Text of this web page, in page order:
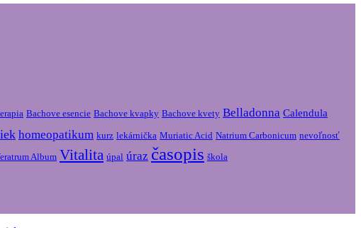
Bachove esencie Bachove kvapky Bachove kvety Belladonna Calendula
homeopatikum kurz lekárnička Muriatic Acid Natrium Carbonicum nevoľnosť
Album Vitalita úpal úraz časopis škola